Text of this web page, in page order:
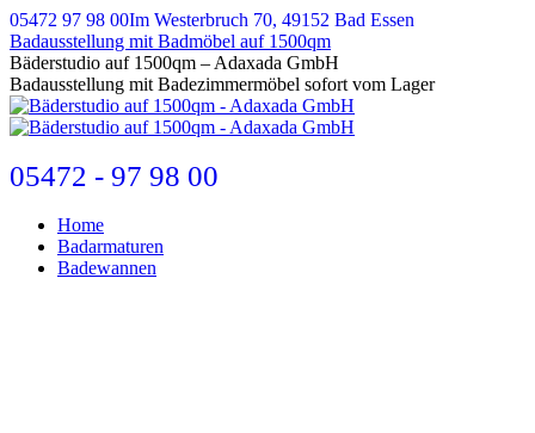
Zum
Inhalt
springen
05472 97 98 00Im Westerbruch 70, 49152 Bad Essen
Badausstellung mit Badmöbel auf 1500qm
E-
Mail
page
opens
new
window
Bäderstudio auf 1500qm – Adaxada GmbH
Badausstellung mit Badezimmermöbel sofort vom Lager
05472 - 97 98 00
Home
Badarmaturen
Badewannen